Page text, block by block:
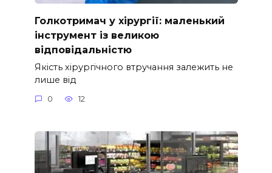
Голкотримач у хірургії: маленький
інструмент із великою
відповідальністю
Якість хірургічного втручання залежить не
лише від
0 12